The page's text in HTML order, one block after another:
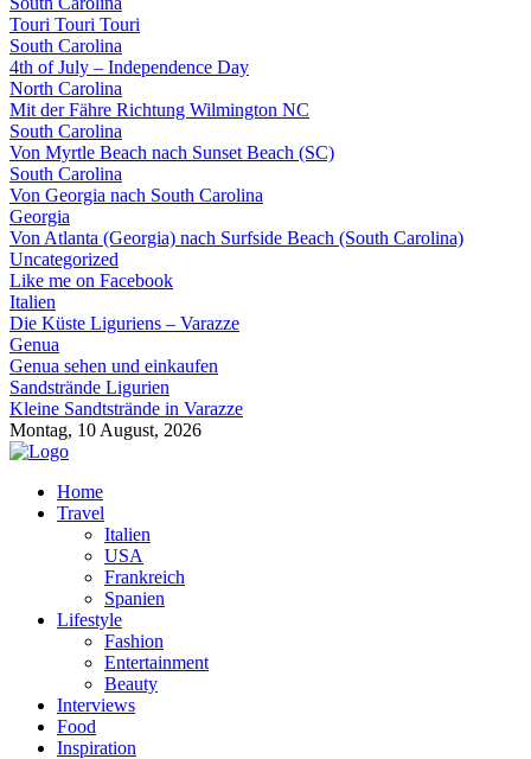
Touri Touri Touri
South Carolina
4th of July – Independence Day
North Carolina
Mit der Fähre Richtung Wilmington NC
South Carolina
Von Myrtle Beach nach Sunset Beach (SC)
South Carolina
Von Georgia nach South Carolina
Georgia
Von Atlanta (Georgia) nach Surfside Beach (South Carolina)
Uncategorized
Like me on Facebook
Italien
Die Küste Liguriens – Varazze
Genua
Genua sehen und einkaufen
Sandstrände Ligurien
Kleine Sandtstrände in Varazze
Montag, 10 August, 2026
Home
Travel
Italien
USA
Frankreich
Spanien
Lifestyle
Fashion
Entertainment
Beauty
Interviews
Food
Inspiration